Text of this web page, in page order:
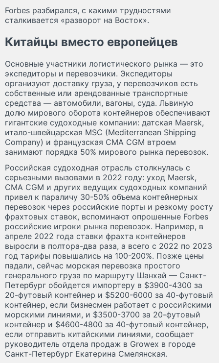
Forbes разбирался, с какими трудностями
сталкивается «разворот на Восток».
Китайцы вместо европейцев
Основные участники логистического рынка — это
экспедиторы и перевозчики. Экспедиторы
организуют доставку груза, у перевозчиков есть
собственные или арендованные транспортные
средства — автомобили, вагоны, суда. Львиную
долю мирового оборота контейнеров обеспечивают
гигантские судоходные компании: датская Maersk,
итало-швейцарская MSC (Mediterranean Shipping
Company) и французская CMA CGM втроем
занимают порядка 50% мирового рынка перевозок.
Российская судоходная отрасль столкнулась с
серьезными вызовами в 2022 году: уход Maersk,
CMA CGM и других ведущих судоходных компаний
привел к параличу 30-50% объема контейнерных
перевозок через российские порты и резкому росту
фрахтовых ставок, вспоминают опрошенные Forbes
российские игроки рынка перевозок. Например, в
апреле 2022 года ставки фрахта контейнеров
выросли в полтора-два раза, а всего с 2022 по 2023
год тарифы повышались на 100-200%. Позже цены
падали, сейчас морская перевозка простого
генерального груза по маршруту Шанхай — Санкт-
Петербург обойдется импортеру в $3900-4300 за
20-футовый контейнер и $5200-6000 за 40-футовый
контейнер, если бизнесмен работает с российскими
морскими линиями, и $3500-3700 за 20-футовый
контейнер и $4600-4800 за 40-футовый контейнер,
если отправить китайскими линиями, сообщает
руководитель отдела продаж в Growex в городе
Санкт-Петербург Екатерина Смелянская.